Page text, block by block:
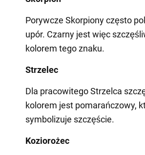
Porywcze Skorpiony często
upór. Czarny jest więc
kolorem tego znaku.
Strzelec
Dla pracowitego Strzelca
kolorem jest pomarańczowy,
symbolizuje szczęście.
Koziorożec